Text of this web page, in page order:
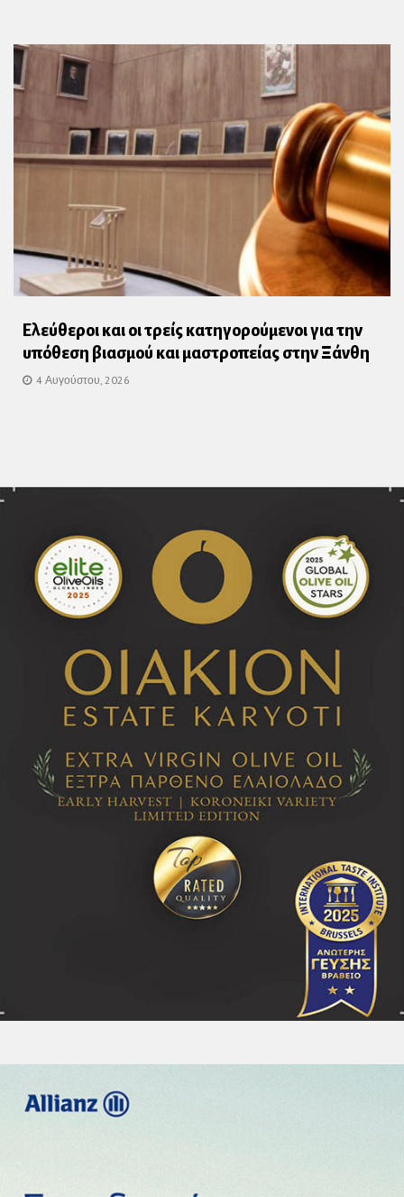
Ελεύθεροι και οι τρείς κατηγορούμενοι για την
υπόθεση βιασμού και μαστροπείας στην Ξάνθη
4 Αυγούστου, 2026